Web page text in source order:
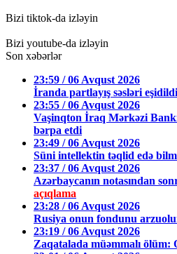
Bizi tiktok-da izləyin
Bizi youtube-da izləyin
Son xəbərlər
23:59 / 06 Avqust 2026
İranda partlayış səsləri eşidildi
23:55 / 06 Avqust 2026
Vaşinqton İraq Mərkəzi
bərpa etdi
23:49 / 06 Avqust 2026
Süni intellektin təqlid edə
23:37 / 06 Avqust 2026
Azərbaycanın notasından
açıqlama
23:28 / 06 Avqust 2026
Rusiya onun fondunu
23:19 / 06 Avqust 2026
Zaqatalada müəmmalı ölüm: